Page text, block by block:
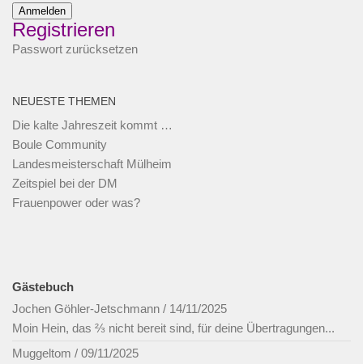
Anmelden
Registrieren
Passwort zurücksetzen
NEUESTE THEMEN
Die kalte Jahreszeit kommt …
Boule Community
Landesmeisterschaft Mülheim
Zeitspiel bei der DM
Frauenpower oder was?
Gästebuch
Jochen Göhler-Jetschmann / 14/11/2025
Moin Hein, das ⅔ nicht bereit sind, für deine Übertragungen...
Muggeltom / 09/11/2025